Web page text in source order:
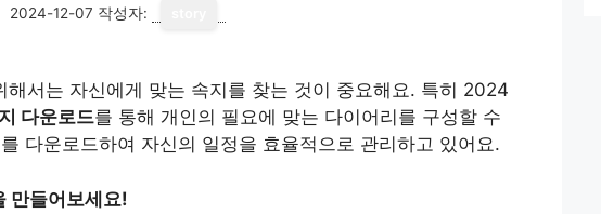
2024-12-07 작성자:
해서는 자신에게 맞는 속지를 찾는 것이 중요해요. 특히 2024
다운로드를 통해 개인의 필요에 맞는 다이어리를 구성할 수
다운로드하여 자신의 일정을 효율적으로 관리하고 있어요.
만들어보세요!